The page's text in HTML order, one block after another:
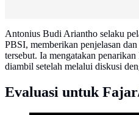
Antonius Budi Ariantho selaku
PBSI, memberikan penjelasan
tersebut. Ia mengatakan
diambil setelah melalui diskusi
Evaluasi untuk